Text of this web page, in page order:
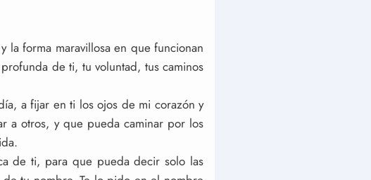
la forma maravillosa en que funcionan
de ti, tu voluntad, tus caminos
a fijar en ti los ojos de mi corazón y
a otros, y que pueda caminar por los
de ti, para que pueda decir solo las